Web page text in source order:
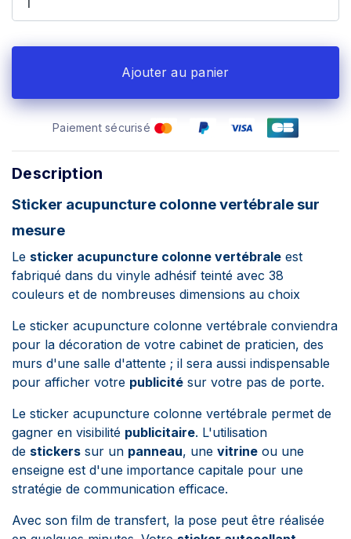
Ajouter au panier
Paiement sécurisé
Description
Sticker acupuncture colonne vertébrale sur
mesure
Le sticker acupuncture colonne vertébrale est
fabriqué dans du vinyle adhésif teinté avec 38
couleurs et de nombreuses dimensions au choix
Le sticker acupuncture colonne vertébrale conviendra
pour la décoration de votre cabinet de praticien, des
murs d'une salle d'attente ; il sera aussi indispensable
pour afficher votre publicité sur votre pas de porte.
Le sticker acupuncture colonne vertébrale permet de
gagner en visibilité publicitaire. L'utilisation
de stickers sur un panneau, une vitrine ou une
enseigne est d'une importance capitale pour une
stratégie de communication efficace.
Avec son film de transfert, la pose peut être réalisée